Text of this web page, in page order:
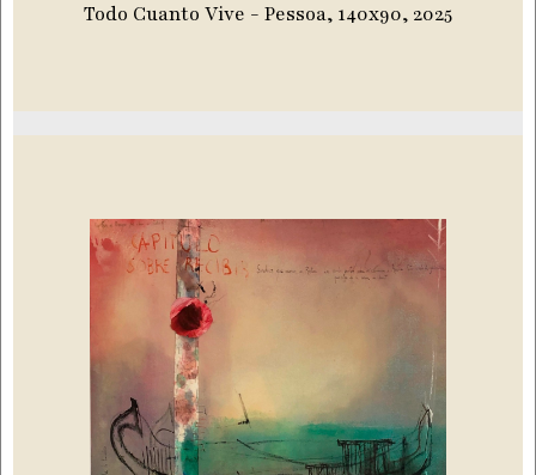
Todo Cuanto Vive - Pessoa, 140x90, 2025